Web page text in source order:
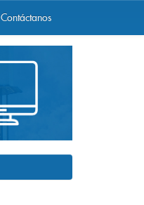
Contáctanos